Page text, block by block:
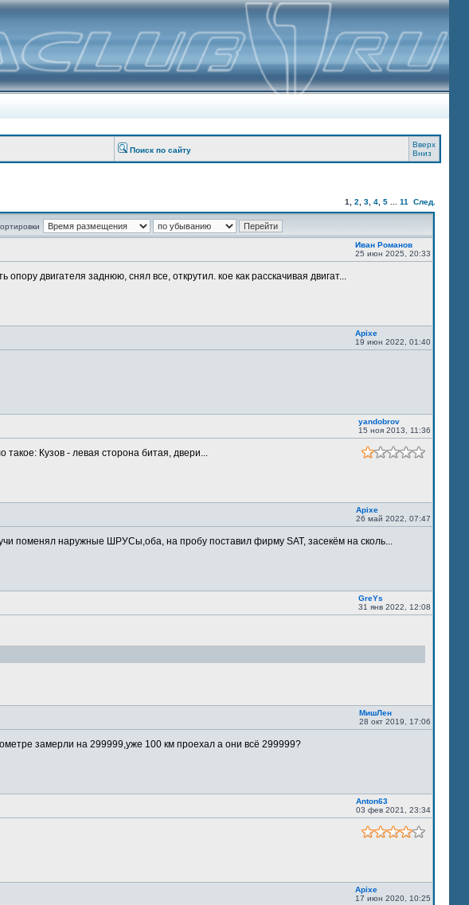
Поиск по сайту
Вверх
Вниз
1 2 3 4 5 11 След.
Иван Романов
25 июн 2025, 20:33
двигателя заднюю, снял все, открутил. кое как расскачивая двигат...
Apixe
19 июн 2022, 01:40
yandobrov
15 ноя 2013, 11:36
Кузов - левая сторона битая, двери...
Apixe
26 май 2022, 07:47
поменял наружные ШРУСы,оба, на пробу поставил фирму SAT, засекём на сколь...
GreYs
31 янв 2022, 12:08
МишЛен
28 окт 2019, 17:06
замерли на 299999,уже 100 км проехал а они всё 299999?
Anton63
03 фев 2021, 23:34
Apixe
17 июн 2020, 10:25